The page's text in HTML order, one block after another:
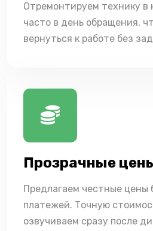
Отремонтируем технику в
часто в день обращения,
вернуться к работе без
Прозрачные
Предлагаем честные цены
платежей. Точную
озвучиваем сразу после